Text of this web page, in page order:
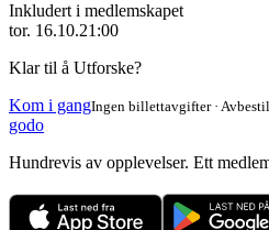
Inkludert i medlemskapet
tor. 16.10.21:00
Klar til å Utforske?
Kom i gangIngen billettavgifter ·
godo
Hundrevis av opplevelser. Ett